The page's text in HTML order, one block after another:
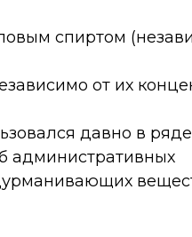
спиртом
от их
давно в ряде
административных